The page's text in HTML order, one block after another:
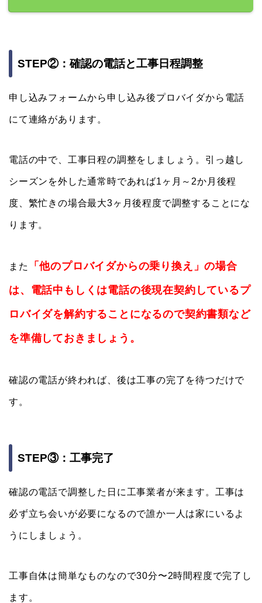
STEP②：確認の電話と工事日程調整
申し込みフォームから申し込み後プロバイダから電話
にて連絡があります。
電話の中で、工事日程の調整をしましょう。引っ越し
シーズンを外した通常時であれば1ヶ月～2か月後程
度、繁忙きの場合最大3ヶ月後程度で調整することにな
ります。
また 「他のプロバイダからの乗り換え」の場合
は、電話中もしくは電話の後現在契約しているプ
ロバイダを解約することになるので契約書類など
を準備しておきましょう。
確認の電話が終われば、後は工事の完了を待つだけで
す。
STEP③：工事完了
確認の電話で調整した日に工事業者が来ます。工事は
必ず立ち会いが必要になるので誰か一人は家にいるよ
うにしましょう。
工事自体は簡単なものなので30分〜2時間程度で完了し
ます。